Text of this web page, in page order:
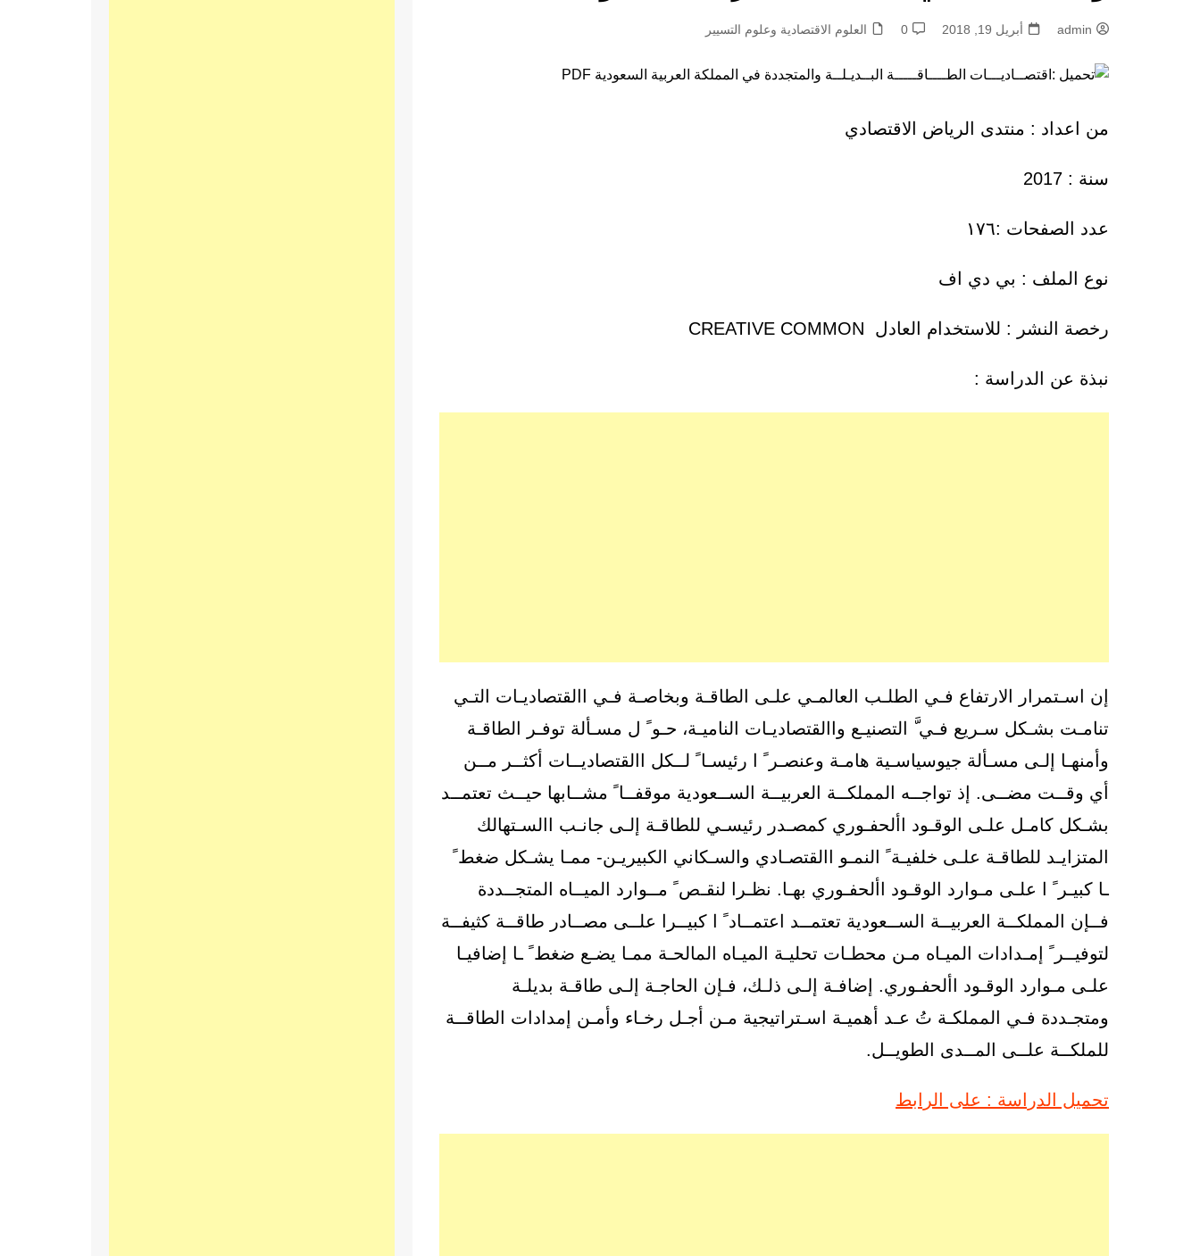
الإعلام والاتصال
admin أبريل 19, 2018 0 العلوم الاقتصادية وعلوم التسيير
من اعداد : منتدى الرياض الاقتصادي
سنة : 2017
عدد الصفحات :١٧٦
نوع الملف : بي دي اف
رخصة النشر : للاستخدام العادل CREATIVE COMMON
نبذة عن الدراسة :
إن اسـتمرار الارتفاع فـي الطلـب العالمـي علـى الطاقـة وبخاصـة فـي االقتصاديـات التـي
تنامـت بشـكل سـريع فـي َّ التصنيـع واالقتصاديـات الناميـة، حـو ً ل مسـألة توفـر الطاقـة
وأمنهـا إلـى مسـألة جيوسياسـية هامـة وعنصـر ً ا رئيسـا ً لــكل االقتصاديــات أكثــر مــن
أي وقــت مضــى. إذ تواجــه المملكــة العربيــة الســعودية موقفــا ً مشــابها حيــث تعتمــد
بشـكل كامـل علـى الوقـود األحفـوري كمصـدر رئيسـي للطاقـة إلـى جانـب االسـتهالك
المتزايـد للطاقـة علـى خلفيـة ً النمـو االقتصـادي والسـكاني الكبيريـن- ممـا يشـكل ضغط ً
ـا كبيـر ً ا علـى مـوارد الوقـود األحفـوري بهـا. نظـرا لنقـص ً مــوارد الميــاه المتجــددة
فــإن المملكــة العربيــة الســعودية تعتمــد اعتمــاد ً ا كبيــرا علــى مصــادر طاقــة كثيفــة
لتوفيــر ً إمـدادات الميـاه مـن محطـات تحليـة الميـاه المالحـة ممـا يضـع ضغط ً ـا إضافيـا
علـى مـوارد الوقـود األحفـوري. إضافـة إلـى ذلـك، فـإن الحاجـة إلـى طاقـة بديلـة
ومتجـددة فـي المملكـة تُ عـد أهميـة اسـتراتيجية مـن أجـل رخـاء وأمـن إمدادات الطاقــة
للملكــة علــى المــدى الطويــل.
تحميل الدراسة : على الرابط